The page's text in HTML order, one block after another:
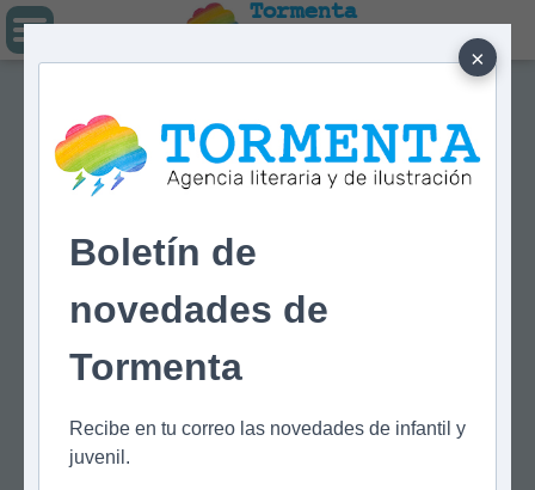
×
Boletín de
novedades de
Tormenta
Recibe en tu correo las novedades de infantil y
juvenil.
Tormenta